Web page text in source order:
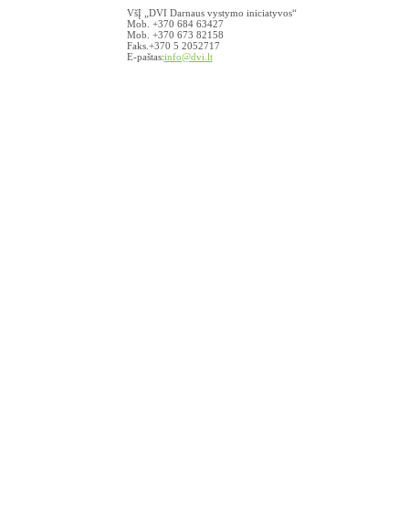
VšĮ „DVI Darnaus vystymo iniciatyvos“
Mob. +370 684 63427
Mob. +370 673 82158
Faks.+370 5 2052717
E-paštas:info@dvi.lt